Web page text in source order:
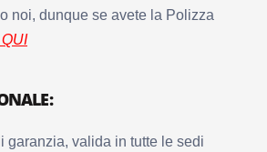
noi, dunque se avete la Polizza
garanzia, valida in tutte le sedi